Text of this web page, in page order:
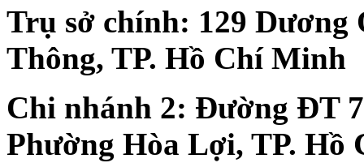
Trụ sở chính: 129 Dương
Thông, TP. Hồ Chí Minh
Chi nhánh 2: Đường ĐT
Phường Hòa Lợi, TP. Hồ